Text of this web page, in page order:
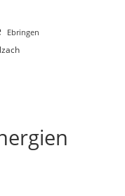
Ebringen